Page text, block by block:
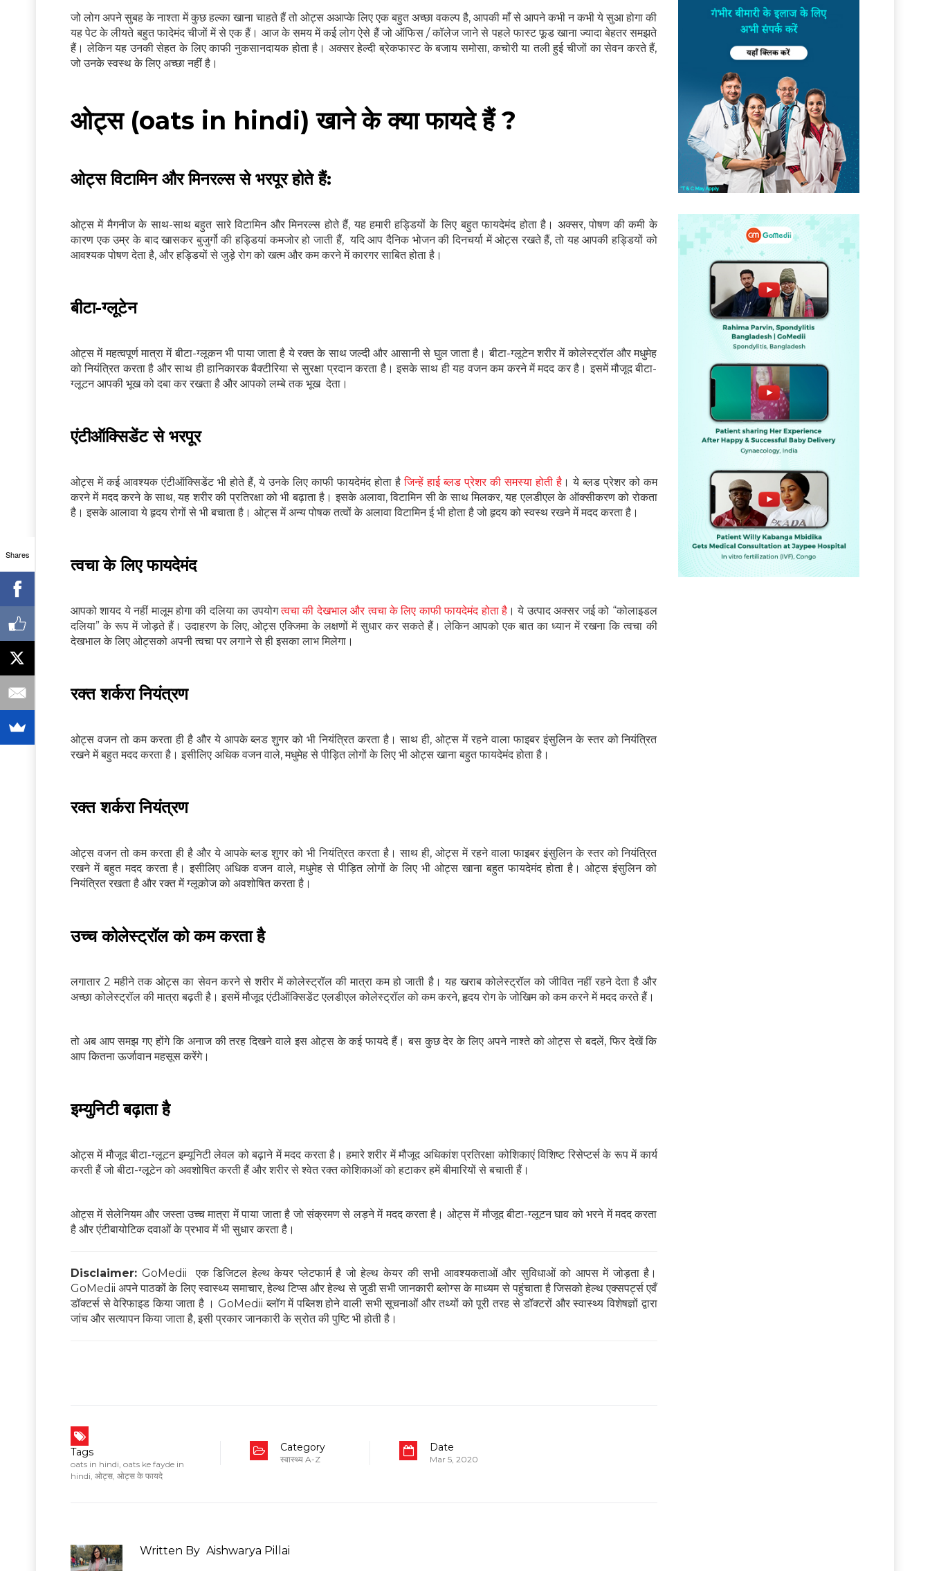
जो लोग अपने सुबह के नाश्ता में कुछ हल्का खाना चाहते हैं तो ओट्स अआप्के लिए एक बहुत अच्छा वकल्प है, आपकी माँ से आपने कभी न कभी ये सुआ होगा की
यह पेट के लीयते बहुत फादेमंद चीजों में से एक हैं। आज के समय में कई लोग ऐसे हैं जो ऑफिस / कॉलेज जाने से पहले फास्ट फूड खाना ज्यादा बेहतर समझते
हैं। लेकिन यह उनकी सेहत के लिए काफी नुकसानदायक होता है। अक्सर हेल्दी ब्रेकफास्ट के बजाय समोसा, कचोरी या तली हुई चीजों का सेवन करते हैं,
जो उनके स्वस्थ के लिए अच्छा नहीं है।
ओट्स (oats in hindi) खाने के क्या फायदे हैं ?
ओट्स विटामिन और मिनरल्स से भरपूर होते हैं:
ओट्स में मैगनीज के साथ-साथ बहुत सारे विटामिन और मिनरल्स होते हैं, यह हमारी हड्डियों के लिए बहुत फायदेमंद होता है। अक्सर, पोषण की कमी के
कारण एक उम्र के बाद खासकर बुजुर्गो की हड्डियां कमजोर हो जाती हैं, यदि आप दैनिक भोजन की दिनचर्या में ओट्स रखते हैं, तो यह आपकी हड्डियों को
आवश्यक पोषण देता है, और हड्डियों से जुड़े रोग को खत्म और कम करने में कारगर साबित होता है।
बीटा-ग्लूटेन
ओट्स में महत्वपूर्ण मात्रा में बीटा-ग्लूकन भी पाया जाता है ये रक्त के साथ जल्दी और आसानी से घुल जाता है। बीटा-ग्लूटेन शरीर में कोलेस्ट्रॉल और मधुमेह
को नियंत्रित करता है और साथ ही हानिकारक बैक्टीरिया से सुरक्षा प्रदान करता है। इसके साथ ही यह वजन कम करने में मदद कर है। इसमें मौजूद बीटा-
ग्लूटन आपकी भूख को दबा कर रखता है और आपको लम्बे तक भूख देता।
एंटीऑक्सिडेंट से भरपूर
ओट्स में कई आवश्यक एंटीऑक्सिडेंट भी होते हैं, ये उनके लिए काफी फायदेमंद होता हैजिन्हें हाई ब्लड प्रेशर की समस्या होती है। ये ब्लड प्रेशर को कम
करने में मदद करने के साथ, यह शरीर की प्रतिरक्षा को भी बढ़ाता है। इसके अलावा, विटामिन सी के साथ मिलकर, यह एलडीएल के ऑक्सीकरण को रोकता
है। इसके आलावा ये हृदय रोगों से भी बचाता है। ओट्स में अन्य पोषक तत्वों के अलावा विटामिन ई भी होता है जो हृदय को स्वस्थ रखने में मदद करता है।
त्वचा के लिए फायदेमंद
आपको शायद ये नहीं मालूम होगा की दलिया का उपयोगत्वचा की देखभाल और त्वचा के लिए काफी फायदेमंद होता है । ये उत्पाद अक्सर जई को “कोलाइडल
दलिया” के रूप में जोड़ते हैं। उदाहरण के लिए, ओट्स एक्जिमा के लक्षणों में सुधार कर सकते हैं। लेकिन आपको एक बात का ध्यान में रखना कि त्वचा की
देखभाल के लिए ओट्सको अपनी त्वचा पर लगाने से ही इसका लाभ मिलेगा।
रक्त शर्करा नियंत्रण
ओट्स वजन तो कम करता ही है और ये आपके ब्लड शुगर को भी नियंत्रित करता है। साथ ही, ओट्स में रहने वाला फाइबर इंसुलिन के स्तर को नियंत्रित
रखने में बहुत मदद करता है। इसीलिए अधिक वजन वाले, मधुमेह से पीड़ित लोगों के लिए भी ओट्स खाना बहुत फायदेमंद होता है।
रक्त शर्करा नियंत्रण
ओट्स वजन तो कम करता ही है और ये आपके ब्लड शुगर को भी नियंत्रित करता है। साथ ही, ओट्स में रहने वाला फाइबर इंसुलिन के स्तर को नियंत्रित
रखने में बहुत मदद करता है। इसीलिए अधिक वजन वाले, मधुमेह से पीड़ित लोगों के लिए भी ओट्स खाना बहुत फायदेमंद होता है। ओट्स इंसुलिन को
नियंत्रित रखता है और रक्त में ग्लूकोज को अवशोषित करता है।
उच्च कोलेस्ट्रॉल को कम करता है
लगातार 2 महीने तक ओट्स का सेवन करने से शरीर में कोलेस्ट्रॉल की मात्रा कम हो जाती है। यह खराब कोलेस्ट्रॉल को जीवित नहीं रहने देता है और
अच्छा कोलेस्ट्रॉल की मात्रा बढ़ती है। इसमें मौजूद एंटीऑक्सिडेंट एलडीएल कोलेस्ट्रॉल को कम करने, हृदय रोग के जोखिम को कम करने में मदद करते हैं।
तो अब आप समझ गए होंगे कि अनाज की तरह दिखने वाले इस ओट्स के कई फायदे हैं। बस कुछ देर के लिए अपने नाश्ते को ओट्स से बदलें, फिर देखें कि
आप कितना ऊर्जावान महसूस करेंगे।
इम्युनिटी बढ़ाता है
ओट्स में मौजूद बीटा-ग्लूटन इम्यूनिटी लेवल को बढ़ाने में मदद करता है। हमारे शरीर में मौजूद अधिकांश प्रतिरक्षा कोशिकाएं विशिष्ट रिसेप्टर्स के रूप में कार्य
करती हैं जो बीटा-ग्लूटेन को अवशोषित करती हैं और शरीर से श्वेत रक्त कोशिकाओं को हटाकर हमें बीमारियों से बचाती हैं।
ओट्स में सेलेनियम और जस्ता उच्च मात्रा में पाया जाता है जो संक्रमण से लड़ने में मदद करता है। ओट्स में मौजूद बीटा-ग्लूटन घाव को भरने में मदद करता
है और एंटीबायोटिक दवाओं के प्रभाव में भी सुधार करता है।
Disclaimer: GoMedii एक डिजिटल हेल्थ केयर प्लेटफार्म है जो हेल्थ केयर की सभी आवश्यकताओं और सुविधाओं को आपस में जोड़ता है।
GoMedii अपने पाठकों के लिए स्वास्थ्य समाचार, हेल्थ टिप्स और हेल्थ से जुडी सभी जानकारी ब्लोग्स के माध्यम से पहुंचाता है जिसको हेल्थ एक्सपर्ट्स एवँ
डॉक्टर्स से वेरिफाइड किया जाता है । GoMedii ब्लॉग में पब्लिश होने वाली सभी सूचनाओं और तथ्यों को पूरी तरह से डॉक्टरों और स्वास्थ्य विशेषज्ञों द्वारा
जांच और सत्यापन किया जाता है, इसी प्रकार जानकारी के स्रोत की पुष्टि भी होती है।
Tags
oats in hindi, oats ke fayde in
hindi, ओट्स, ओट्स के फायदे
Category
स्वास्थ्य A-Z
Date
Mar 5, 2020
Written By Aishwarya Pillai
Shares
निचे बॉक्स में अपना ईमेल एंटर करें और पाएं
स्वास्थ्य संबंधी जानकारी सबसे पहले
No Thanks